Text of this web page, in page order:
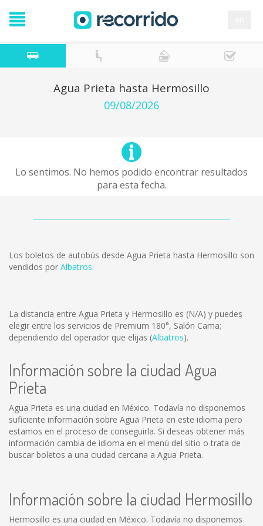
Agua Prieta hasta Hermosillo
09/08/2026
Lo sentimos. No hemos podido encontrar resultados
para esta fecha.
Los boletos de autobús desde Agua Prieta hasta Hermosillo son
vendidos por Albatros.
La distancia entre Agua Prieta y Hermosillo es (N/A) y puedes
elegir entre los servicios de Premium 180°, Salón Cama;
dependiendo del operador que elijas (Albatros).
Información sobre la ciudad Agua
Prieta
Agua Prieta es una ciudad en México. Todavía no disponemos
suficiente información sobre Agua Prieta en este idioma pero
estamos en el proceso de conseguirla. Si deseas obtener más
información cambia de idioma en el menú del sitio o trata de
buscar boletos a una ciudad cercana a Agua Prieta.
Información sobre la ciudad Hermosillo
Hermosillo es una ciudad en México. Todavía no disponemos